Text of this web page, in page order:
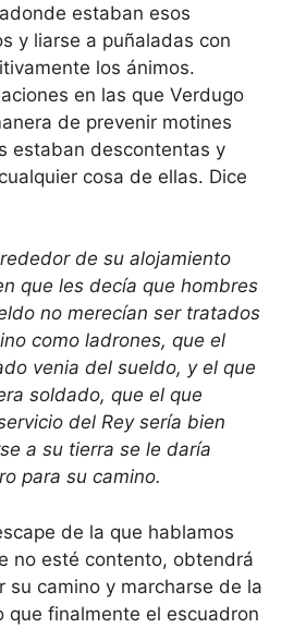
estaban esos
y liarse a puñaladas con
los ánimos.
en las que Verdugo
de prevenir motines
estaban descontentas y
cosa de ellas. Dice
de su alojamiento
que les decía que hombres
no merecían ser tratados
como ladrones, que el
venia del sueldo, y el que
soldado, que el que
del Rey sería bien
a su tierra se le daría
para su camino.
de la que hablamos
no esté contento, obtendrá
su camino y marcharse de la
que finalmente el escuadron